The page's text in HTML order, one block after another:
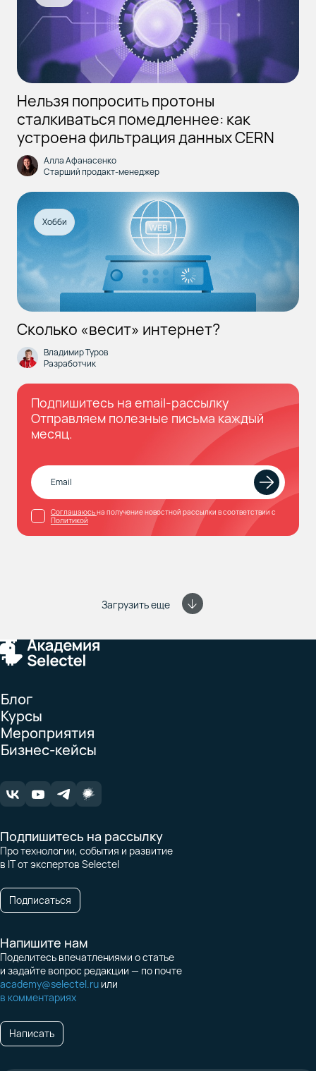
Нельзя попросить протоны
сталкиваться помедленнее: как
устроена фильтрация данных CERN
Алла Афанасенко
Старший продакт-менеджер
Хобби
Сколько «весит» интернет?
Владимир Туров
Разработчик
Подпишитесь на email-рассылку
Отправляем полезные письма каждый
месяц.
Соглашаюсьна получение новостной рассылки в соответствии с
Политикой
Загрузить еще
Блог
Курсы
Мероприятия
Бизнес-кейсы
Подпишитесь на рассылку
Про технологии, события и развитие
в IT от экспертов Selectel
Подписаться
Напишите нам
Поделитесь впечатлениями о статье
и задайте вопрос редакции — по почте
academy@selectel.ru или
в комментариях
Написать